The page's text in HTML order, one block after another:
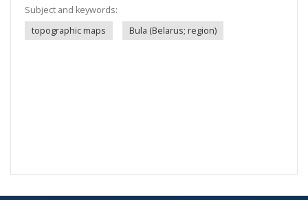
Subject and keywords:
topographic maps
Bula (Belarus; region)